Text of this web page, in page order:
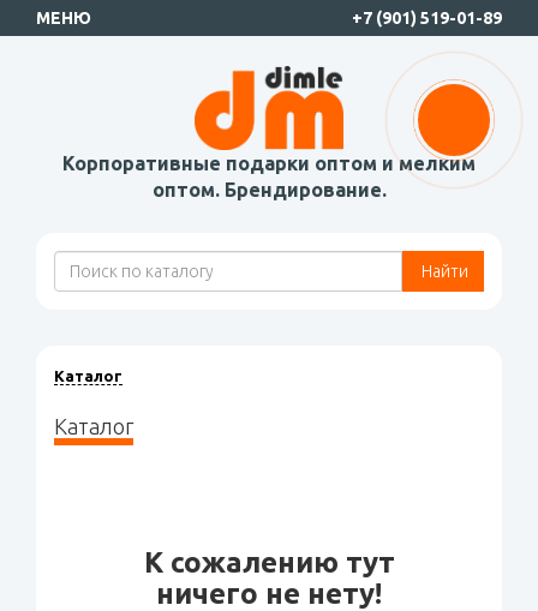
МЕНЮ +7 (901) 519-01-89
Корпоративные подарки оптом и мелким
оптом. Брендирование.
Найти
Каталог
Каталог
К сожалению тут
ничего не нету!